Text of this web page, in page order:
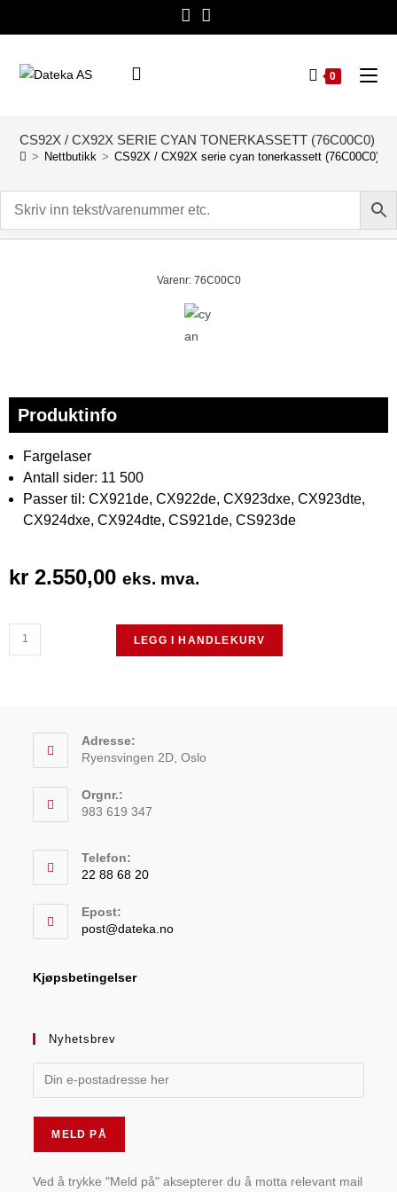
0
CS92X / CX92X SERIE CYAN TONERKASSETT (76C00C0)
> Nettbutikk > CS92X / CX92X serie cyan tonerkassett (76C00C0)
Varenr: 76C00C0
Produktinfo
Fargelaser
Antall sider: 11 500
Passer til: CX921de, CX922de, CX923dxe, CX923dte,
CX924dxe, CX924dte, CS921de, CS923de
kr 2.550,00 eks. mva.
LEGG I HANDLEKURV
Adresse:
Ryensvingen 2D, Oslo
Orgnr.:
983 619 347
Telefon:
22 88 68 20
Epost:
post@dateka.no
Kjøpsbetingelser
Nyhetsbrev
Ved å trykke "Meld på" aksepterer du å motta relevant mail